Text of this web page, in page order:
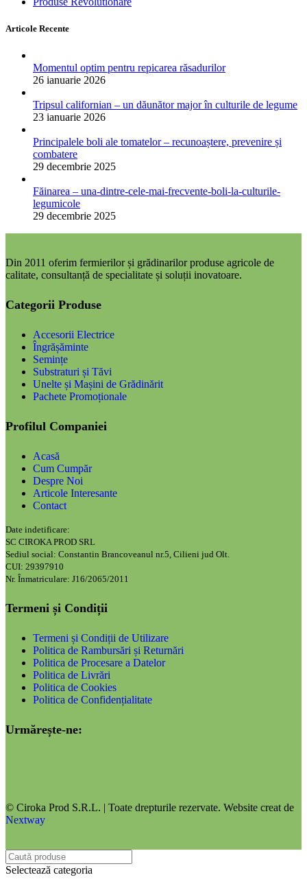
Articole Recente
Momentul optim pentru repicarea răsadurilor
26 ianuarie 2026
Tripsul californian – un dăunător major în culturile de legume
23 ianuarie 2026
Principalele boli ale tomatelor – recunoaștere, prevenire și
combatere
29 decembrie 2025
Făinarea – una-dintre-cele-mai-frecvente-boli-la-culturile-
legumicole
29 decembrie 2025
Din 2011 oferim fermierilor și grădinarilor produse agricole de
calitate, consultanță de specialitate și soluții inovatoare.
Categorii Produse
Accesorii Electrice
Îngrășăminte
Semințe
Substraturi și Tăvi
Unelte și Mașini de Grădinărit
Pachete Promoționale
Profilul Companiei
Acasă
Cum Cumpăr
Despre Noi
Articole Interesante
Contact
Date indetificare:
SC CIROKA PROD SRL
Sediul social: Constantin Brancoveanul nr.5, Cilieni jud Olt.
CUI: 29397910
Nr. Înmatriculare: J16/2065/2011
Termeni și Condiții
Termeni și Condiții de Utilizare
Politica de Rambursări și Returnări
Politica de Procesare a Datelor
Politica de Livrări
Politica de Cookies
Politica de Confidențialitate
Urmărește-ne:
© Ciroka Prod S.R.L. | Toate drepturile rezervate. Website creat de
Nextway
Selectează categoria